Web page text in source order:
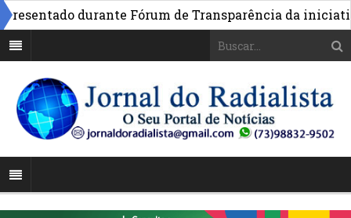
durante Fórum de Transparência da iniciativa